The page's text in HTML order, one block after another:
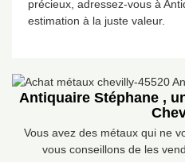
précieux, adressez-vous à
estimation à la juste valeur.
Antiquaire Stéphane ,
Vous avez des métaux qui ne
vous conseillons de les